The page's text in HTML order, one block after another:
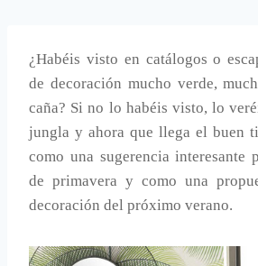
¿Habéis visto en catálogos o
de decoración mucho verde,
caña? Si no lo habéis visto, lo
jungla y ahora que llega el buen
como una sugerencia interesante
de primavera y como una
decoración del próximo verano.